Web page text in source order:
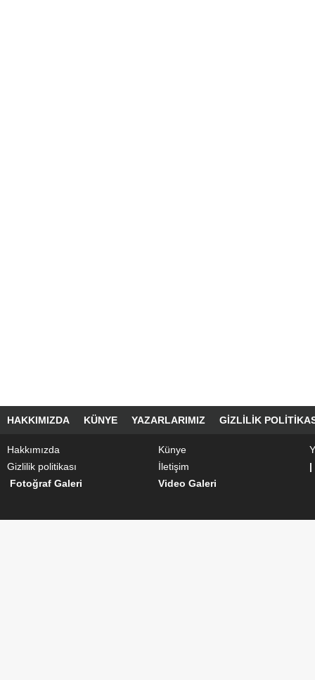
HAKKIMIZDA KÜNYE YAZARLARIMIZ GIZLILIK
Hakkımızda Künye
Gizlilik politikası
İletişim
|
Fotoğraf Galeri
Video Galeri